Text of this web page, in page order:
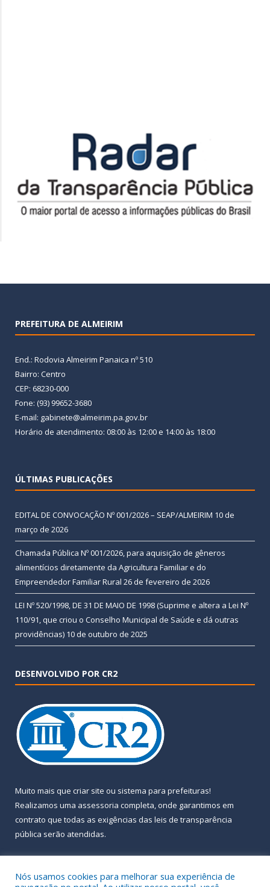
PREFEITURA DE ALMEIRIM
End.: Rodovia Almeirim Panaica nº 510
Bairro: Centro
CEP: 68230-000
Fone: (93) 99652-3680
E-mail: gabinete@almeirim.pa.gov.br
Horário de atendimento: 08:00 às 12:00 e 14:00 às 18:00
ÚLTIMAS PUBLICAÇÕES
EDITAL DE CONVOCAÇÃO Nº 001/2026 – SEAP/ALMEIRIM 10 de
março de 2026
Chamada Pública Nº 001/2026, para aquisição de gêneros
alimentícios diretamente da Agricultura Familiar e do
Empreendedor Familiar Rural 26 de fevereiro de 2026
LEI Nº 520/1998, DE 31 DE MAIO DE 1998 (Suprime e altera a Lei Nº
110/91, que criou o Conselho Municipal de Saúde e dá outras
providências) 10 de outubro de 2025
DESENVOLVIDO POR CR2
Muito mais que criar site ou sistema para prefeituras!
Realizamos uma assessoria completa, onde garantimos em
contrato que todas as exigências das leis de transparência
pública serão atendidas.
Nós usamos cookies para melhorar sua experiência de